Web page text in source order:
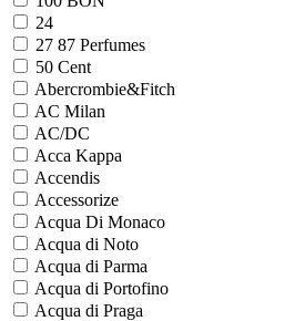
24
27 87 Perfumes
50 Cent
Abercrombie&Fitch
AC Milan
AC/DC
Acca Kappa
Accendis
Accessorize
Acqua Di Monaco
Acqua di Noto
Acqua di Parma
Acqua di Portofino
Acqua di Praga